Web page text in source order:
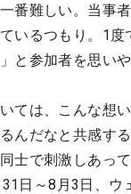
番難しい。当事
いるつもり。1
と参加者を思いや
ては、こんな想
んだなと共感す
士で刺激しあっ
31日～8月3日、